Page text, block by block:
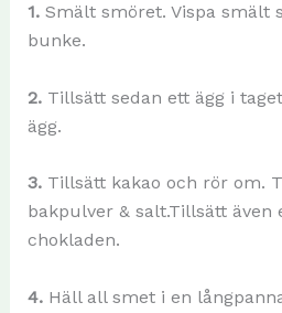
1. Smält smöret. Vispa smält
bunke.
2. Tillsätt sedan ett ägg i
ägg.
3. Tillsätt kakao och rör om.
bakpulver & salt.Tillsätt även
chokladen.
4. Häll all smet i en